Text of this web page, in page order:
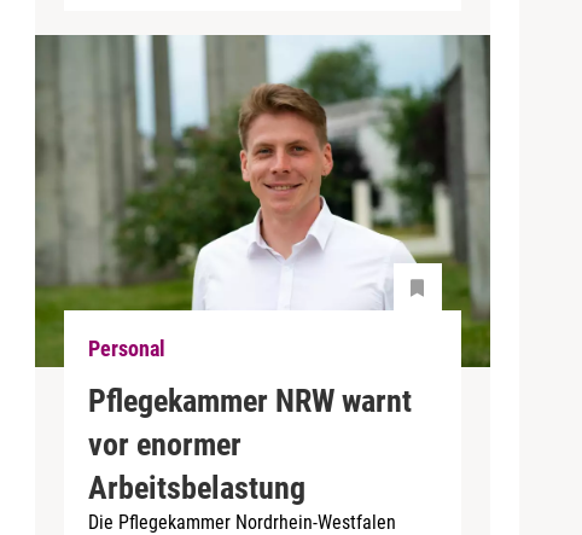
Personal
Pflegekammer NRW warnt
vor enormer
Arbeitsbelastung
Die Pflegekammer Nordrhein-Westfalen